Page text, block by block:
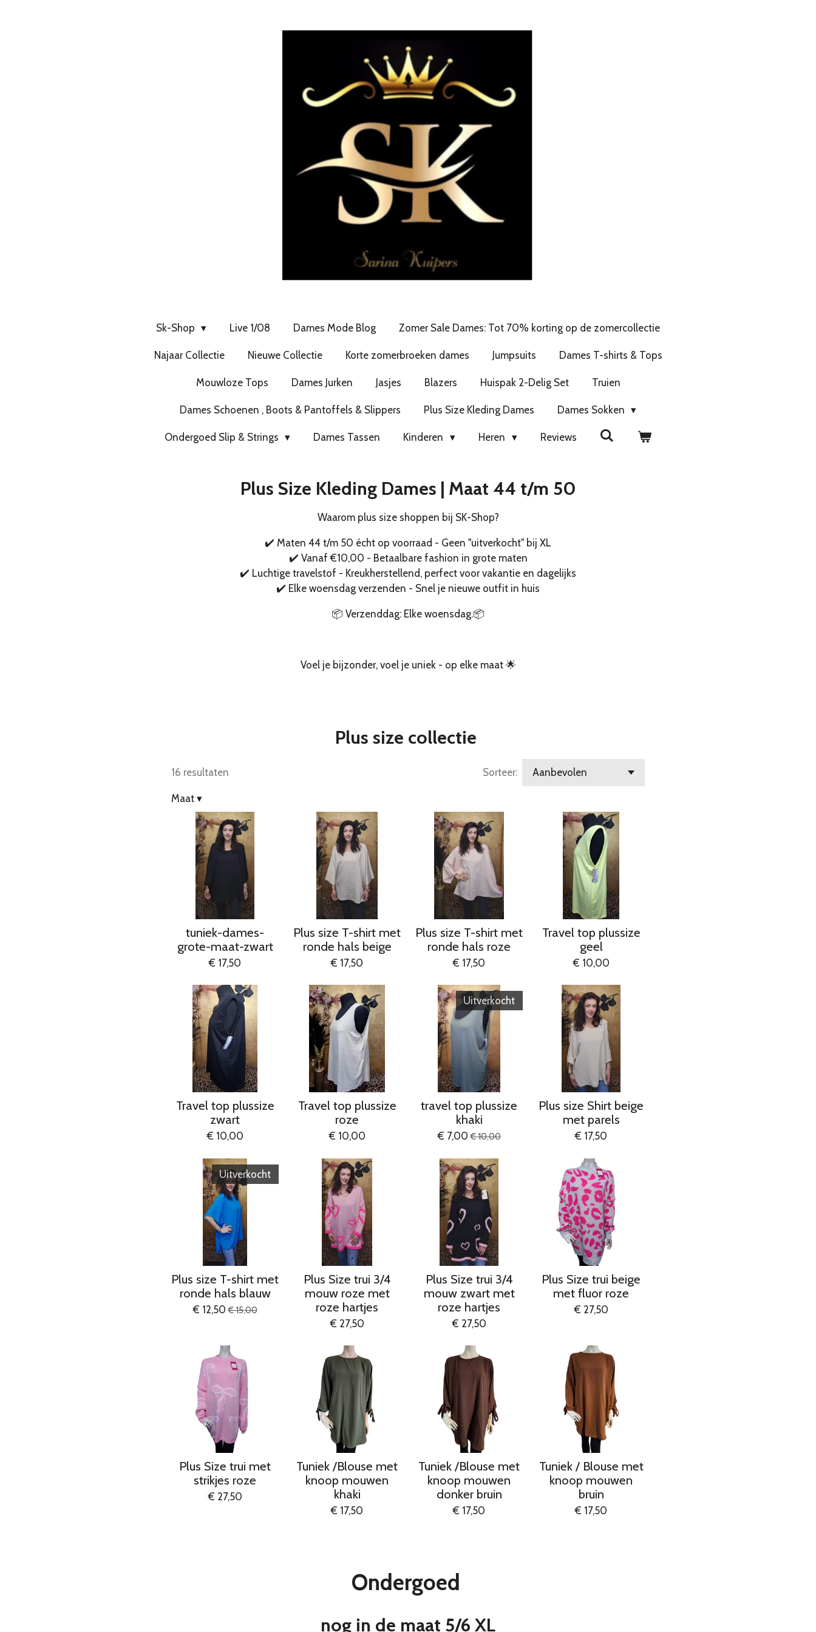
Sk-Shop Live 1/08 Dames Mode Blog Zomer Sale Dames: Tot 70% korting op de zomercollectie
Najaar Collectie Nieuwe Collectie Korte zomerbroeken dames Jumpsuits Dames T-shirts & Tops
Mouwloze Tops Dames Jurken Jasjes Blazers Huispak 2-Delig Set Truien
Dames Schoenen , Boots & Pantoffels & Slippers Plus Size Kleding Dames Dames Sokken
Ondergoed Slip & Strings Dames Tassen Kinderen Heren Reviews
Plus Size Kleding Dames | Maat 44 t/m 50
Waarom plus size shoppen bij SK-Shop?
✔️ Maten 44 t/m 50 écht op voorraad - Geen "uitverkocht" bij XL
✔️ Vanaf €10,00 - Betaalbare fashion in grote maten
✔️ Luchtige travelstof - Kreukherstellend, perfect voor vakantie en dagelijks
✔️ Elke woensdag verzenden - Snel je nieuwe outfit in huis
📦 Verzenddag: Elke woensdag.📦
Voel je bijzonder, voel je uniek - op elke maat 🌟
Plus size collectie
16 resultaten Sorteer:
Maat ▾
tuniek-dames-
grote-maat-zwart
€ 17,50
Plus size T-shirt met
ronde hals beige
€ 17,50
Plus size T-shirt met
ronde hals roze
€ 17,50
Travel top plussize
geel
€ 10,00
Travel top plussize
zwart
€ 10,00
Travel top plussize
roze
€ 10,00
Uitverkocht
travel top plussize
khaki
€ 7,00 € 10,00
Plus size Shirt beige
met parels
€ 17,50
Uitverkocht
Plus size T-shirt met
ronde hals blauw
€ 12,50 € 15,00
Plus Size trui 3/4
mouw roze met
roze hartjes
€ 27,50
Plus Size trui 3/4
mouw zwart met
roze hartjes
€ 27,50
Plus Size trui beige
met fluor roze
€ 27,50
Plus Size trui met
strikjes roze
€ 27,50
Tuniek /Blouse met
knoop mouwen
khaki
€ 17,50
Tuniek /Blouse met
knoop mouwen
donker bruin
€ 17,50
Tuniek / Blouse met
knoop mouwen
bruin
€ 17,50
Ondergoed
nog in de maat 5/6 XL